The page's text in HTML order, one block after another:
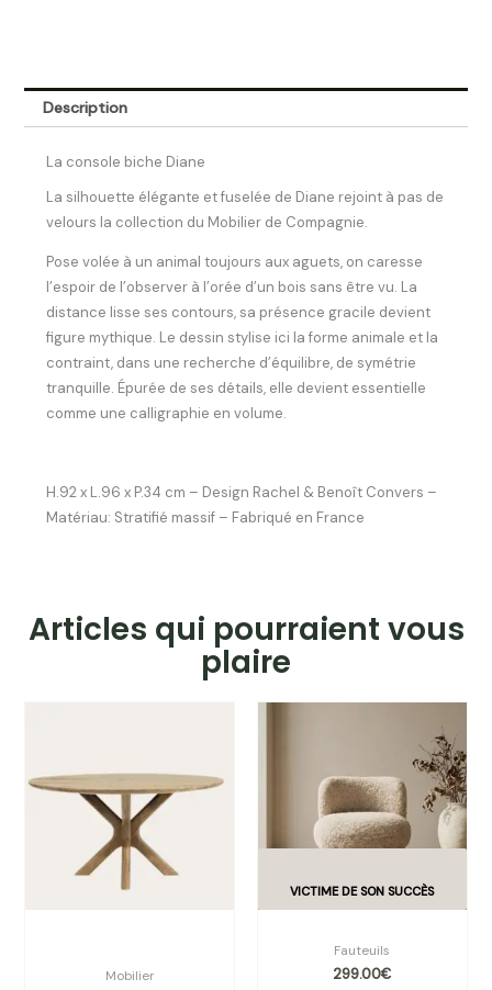
Description
La console biche Diane
La silhouette élégante et fuselée de Diane rejoint à pas de
velours la collection du Mobilier de Compagnie.
Pose volée à un animal toujours aux aguets, on caresse
l’espoir de l’observer à l’orée d’un bois sans être vu. La
distance lisse ses contours, sa présence gracile devient
figure mythique. Le dessin stylise ici la forme animale et la
contraint, dans une recherche d’équilibre, de symétrie
tranquille. Épurée de ses détails, elle devient essentielle
comme une calligraphie en volume.
H.92 x L.96 x P.34 cm – Design Rachel & Benoît Convers –
Matériau: Stratifié massif – Fabriqué en France
Articles qui pourraient vous
plaire
Mobilier
Fauteuils
299.00€